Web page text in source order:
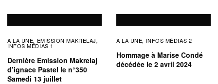
A LA UNE, EMISSION MAKRELAJ,
INFOS MÉDIAS 1
Dernière Emission Makrelaj
d’ignace Pastel le n°350
Samedi 13 juillet
A LA UNE, INFOS MÉDIAS 2
Hommage à Marise Condé
décédée le 2 avril 2024